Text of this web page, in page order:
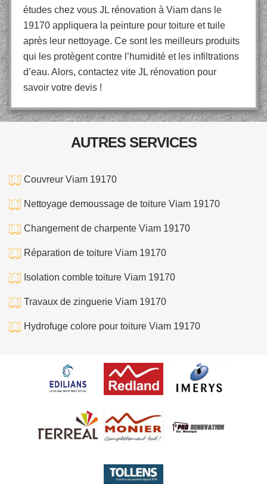
études chez vous JL rénovation à Viam dans le
19170 appliquera la peinture pour toiture et tuile
après leur nettoyage. Ce sont les meilleurs produits
qui les protègent contre l’humidité et les infiltrations
d’eau. Alors, contactez vite JL rénovation pour
savoir votre devis !
AUTRES SERVICES
Couvreur Viam 19170
Nettoyage demoussage de toiture Viam 19170
Changement de charpente Viam 19170
Réparation de toiture Viam 19170
Isolation comble toiture Viam 19170
Travaux de zinguerie Viam 19170
Hydrofuge colore pour toiture Viam 19170